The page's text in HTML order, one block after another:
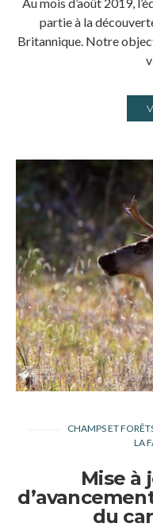
partie à la
Britannique. Notre
CHAMPS ET
LA
Mise à
du